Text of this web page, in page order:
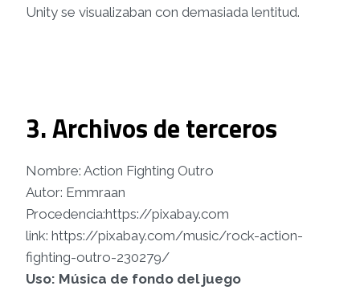
Unity se visualizaban con demasiada lentitud.
3. Archivos de terceros
Nombre: Action Fighting Outro
Autor: Emmraan
Procedencia:https://pixabay.com
link: https://pixabay.com/music/rock-action-
fighting-outro-230279/
Uso: Música de fondo del juego